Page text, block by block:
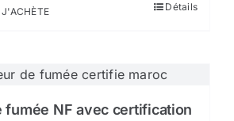
J'ACHÈTE Détails
fumée NF avec certification